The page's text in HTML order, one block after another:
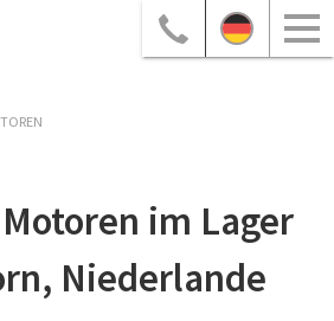
im Lager
Niederlande